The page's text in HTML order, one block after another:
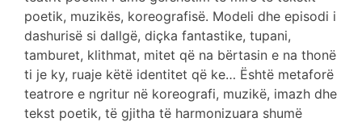
poetik, muzikës, koreografisë. Modeli dhe episodi i
dashurisë si dallgë, diçka fantastike, tupani,
tamburet, klithmat, mitet që na bërtasin e na thonë
ti je ky, ruaje këtë identitet që ke… Është metaforë
teatrore e ngritur në koreografi, muzikë, imazh dhe
tekst poetik, të gjitha të harmonizuara shumë